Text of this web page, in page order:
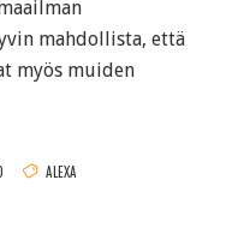
mahdollista, että
myös muiden
ALEXA